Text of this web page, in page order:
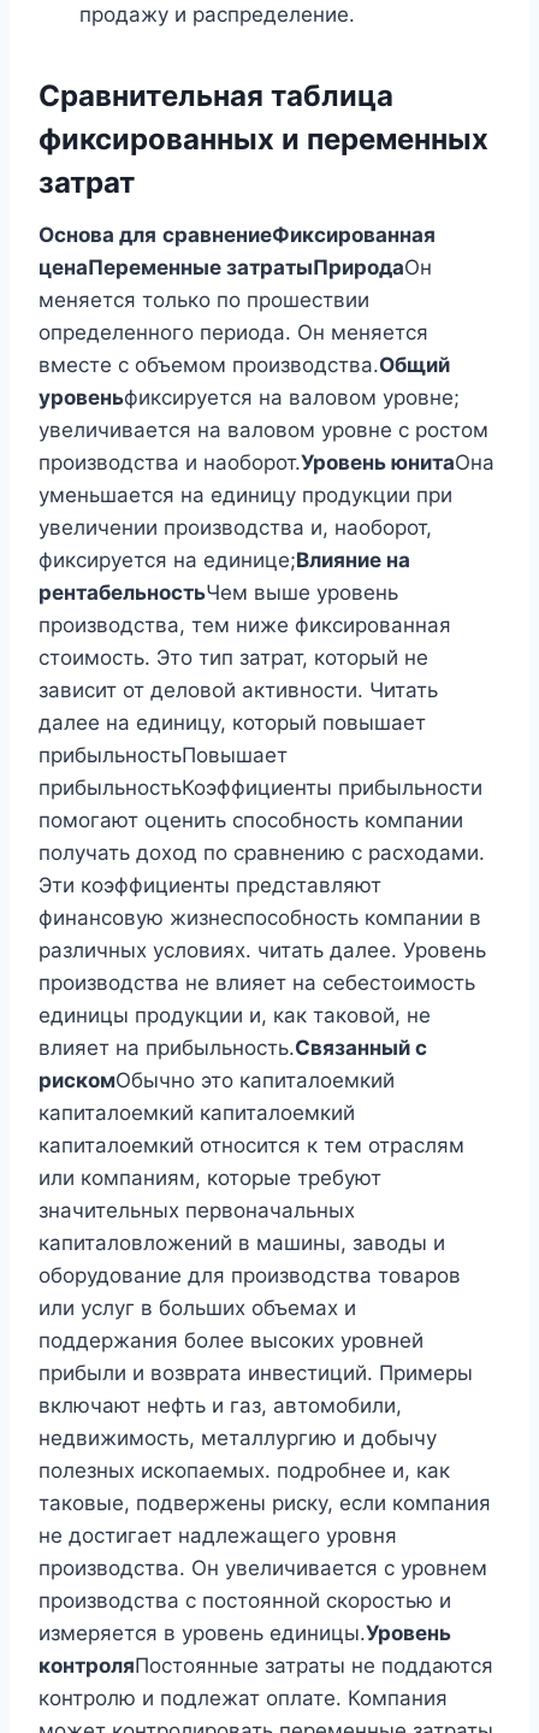
продажу и распределение.
Сравнительная таблица
фиксированных и переменных
затрат
Основа для сравнениеФиксированная
ценаПеременные затратыПриродаОн
меняется только по прошествии
определенного периода. Он меняется
вместе с объемом производства.Общий
уровеньфиксируется на валовом уровне;
увеличивается на валовом уровне с ростом
производства и наоборот.Уровень юнитаОна
уменьшается на единицу продукции при
увеличении производства и, наоборот,
фиксируется на единице;Влияние на
рентабельностьЧем выше уровень
производства, тем ниже фиксированная
стоимость. Это тип затрат, который не
зависит от деловой активности. Читать
далее на единицу, который повышает
прибыльностьПовышает
прибыльностьКоэффициенты прибыльности
помогают оценить способность компании
получать доход по сравнению с расходами.
Эти коэффициенты представляют
финансовую жизнеспособность компании в
различных условиях. читать далее. Уровень
производства не влияет на себестоимость
единицы продукции и, как таковой, не
влияет на прибыльность.Связанный с
рискомОбычно это капиталоемкий
капиталоемкий капиталоемкий
капиталоемкий относится к тем отраслям
или компаниям, которые требуют
значительных первоначальных
капиталовложений в машины, заводы и
оборудование для производства товаров
или услуг в больших объемах и
поддержания более высоких уровней
прибыли и возврата инвестиций. Примеры
включают нефть и газ, автомобили,
недвижимость, металлургию и добычу
полезных ископаемых. подробнее и, как
таковые, подвержены риску, если компания
не достигает надлежащего уровня
производства. Он увеличивается с уровнем
производства с постоянной скоростью и
измеряется в уровень единицы.Уровень
контроляПостоянные затраты не поддаются
контролю и подлежат оплате. Компания